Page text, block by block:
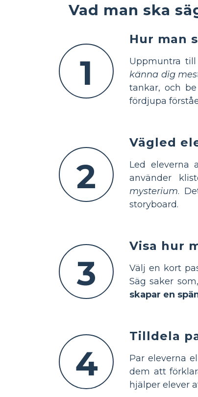
Vad man ska
1
Hur man
Uppmuntra till
känna dig
tankar, och
fördjupa
2
Vägled
Led eleverna
använder
mysterium.
storyboard.
3
Visa hur
Välj en kort
Säg saker som,
skapar en
4
Tilldela
Par eleverna
dem att
hjälper elever